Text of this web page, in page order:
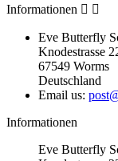
Informationen  
Eve Butterfly
Knodestrasse
67549 Worms
Deutschland
Email us:
Informationen
Eve Butterfly